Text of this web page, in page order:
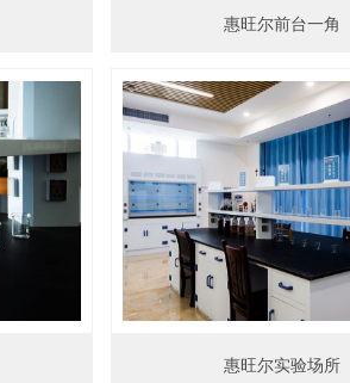
惠旺尔前台一角
惠旺尔实验场所